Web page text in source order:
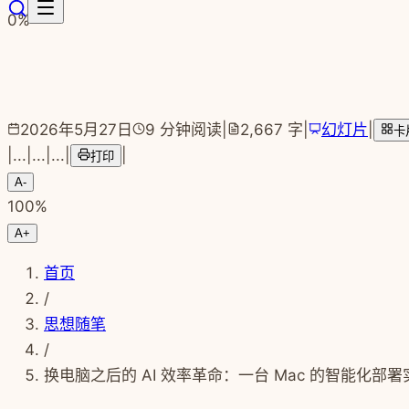
跳转到主要内容
0%
2026年5月27日 9 分钟阅读 2,667 字 幻灯片 卡
... ... ... 打印
A-
100%
A+
首页
/
思想随笔
/
换电脑之后的 AI 效率革命：一台 Mac 的智能化部署